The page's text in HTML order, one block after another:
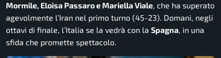
Mormile, Eloisa Passaro e Mariella Viale, che ha superato
agevolmente l’Iran nel primo turno (45-23). Domani, negli
ottavi di finale, l’Italia se la vedrà con la Spagna, in una
sfida che promette spettacolo.